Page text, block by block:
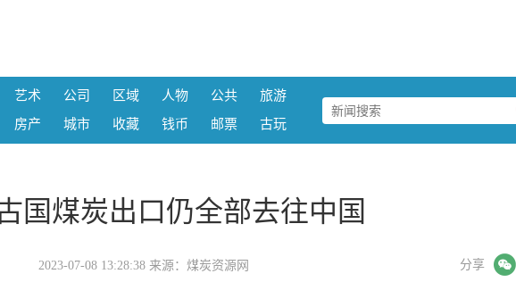
艺术 公司 区域 人物 公共
旅游
房产 城市 收藏 钱币 邮票 古玩
国煤炭出口仍全部去往中国
2023-07-08 13:28:38 来源：煤炭资源网 分享